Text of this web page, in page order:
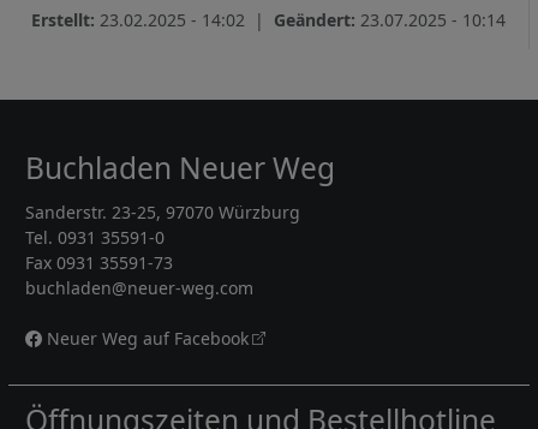
Erstellt: 23.02.2025 - 14:02 | Geändert: 23.07.2025 - 10:14
Buchladen Neuer Weg
Sanderstr. 23-25, 97070 Würzburg
Tel. 0931 35591-0
Fax 0931 35591-73
buchladen@neuer-weg.com
Neuer Weg auf Facebook
Öffnungszeiten und Bestellhotline